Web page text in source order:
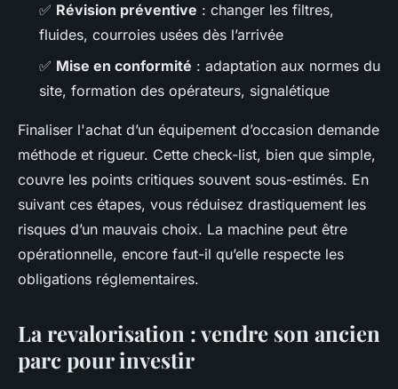
✅ Révision préventive : changer les filtres,
fluides, courroies usées dès l’arrivée
✅ Mise en conformité : adaptation aux normes du
site, formation des opérateurs, signalétique
Finaliser l'achat d’un équipement d’occasion demande
méthode et rigueur. Cette check-list, bien que simple,
couvre les points critiques souvent sous-estimés. En
suivant ces étapes, vous réduisez drastiquement les
risques d’un mauvais choix. La machine peut être
opérationnelle, encore faut-il qu’elle respecte les
obligations réglementaires.
La revalorisation : vendre son ancien
parc pour investir